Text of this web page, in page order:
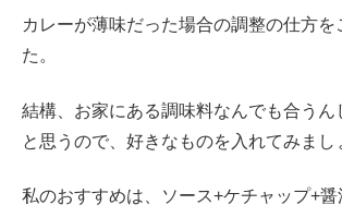
カレーが薄味だった場合の調整の仕方を
た。
結構、お家にある調味料なんでも合うん
と思うので、好きなものを入れてみまし
私のおすすめは、ソース+ケチャップ+醤